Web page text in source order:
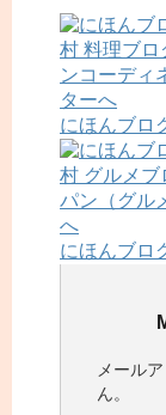
にほんブロ
にほんブロ
メール
ん。